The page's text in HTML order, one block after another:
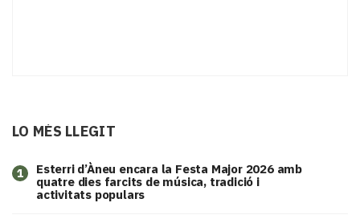
LO MÉS LLEGIT
1
Esterri d’Àneu encara la Festa Major 2026 amb
quatre dies farcits de música, tradició i
activitats populars